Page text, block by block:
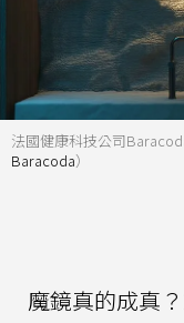
法國健康科技公司
Baracoda）
魔鏡真的成真